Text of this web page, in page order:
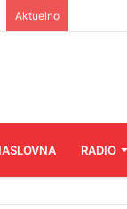
Aktuelno
RADIO